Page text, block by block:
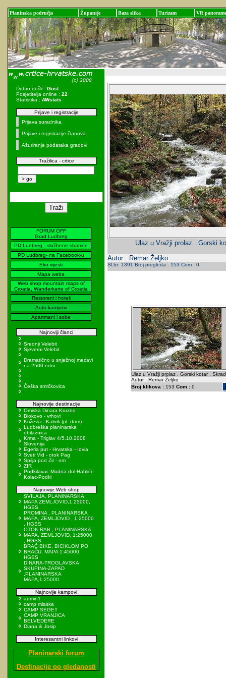
Planinska područja Županije Baza slika Turizam VR panorame
Dobro došli : Gost
Posjetitelja online : 22
Statistika : AWstats
Prijave i registracije
Prijava suradnika
Prijave i registracije članova
Ažuriranje podataka gradovi
Tražilica - crtice
FORUM OFF
Grad Ludbreg
PD Ludbreg - službene stranice
PD Ludbreg- na Facebook-u
Eko vijesti
Mapa weba
Web shop mountain maps of
Croatia, Wanderkarte of Croatia
Restorani i hoteli
Auto kampovi
Apartmani i sobe
Najnoviji članci
Srednji Velebit
Sjeverni Velebit
Dramatično u snježnoj mećavi
na 2500 ndm
Češka smrčkovica
Najnovije destinacije
Omiska Dinara Kruzno
Biokovo - vrhovi
Križevci - Kalnik (pl. dom)
Ludbreška planinarska
obilaznica
Krma - Triglav 4/5.10.2008
Slovenija
Egeria put - Hrvatska - Iovia
Sveti Vid - otok Pag
Spilja pod Zir - om
ZIR
Podkilavac-Mudna dol-Hahlići-
Kolac-Podki
Najnovije Web shop
SVILAJA, PLANINARSKA
MAPA ZEMLJOVID,1:25000,
HGSS
PROMINA , PLANINARSKA
MAPA, ZEMLJOVID , 1:25000
, HGSS
OTOK RAB , PLANINARSKA
MAPA, ZEMLJOVID, 1:25000
, HGSS
BRAČ BIKE, BICIKLOM PO
BRAČU, MAPA 1:45000,
HGSS
DINARA-TROGLAVSKA
SKUPINA-ZAPAD
,PLANINARSKA
MAPA,1:25000
Najnovije kampovi
admin1
camp mlaska
CAMP SEGET
CAMP VRANJICA
BELVEDERE
Diana & Josip
Interesantni linkovi
Planinarski forum
Destinacije po gledanosti
Ulaz u Vražji prolaz . Gorski
Autor : Remar Željko
Sl.br: 1391 Broj pregleda : 153 Com : 0
Ulaz u Vražji prolaz . Gorski kotar .
Autor : Remar Željko
Broj klikova :153 Com :0